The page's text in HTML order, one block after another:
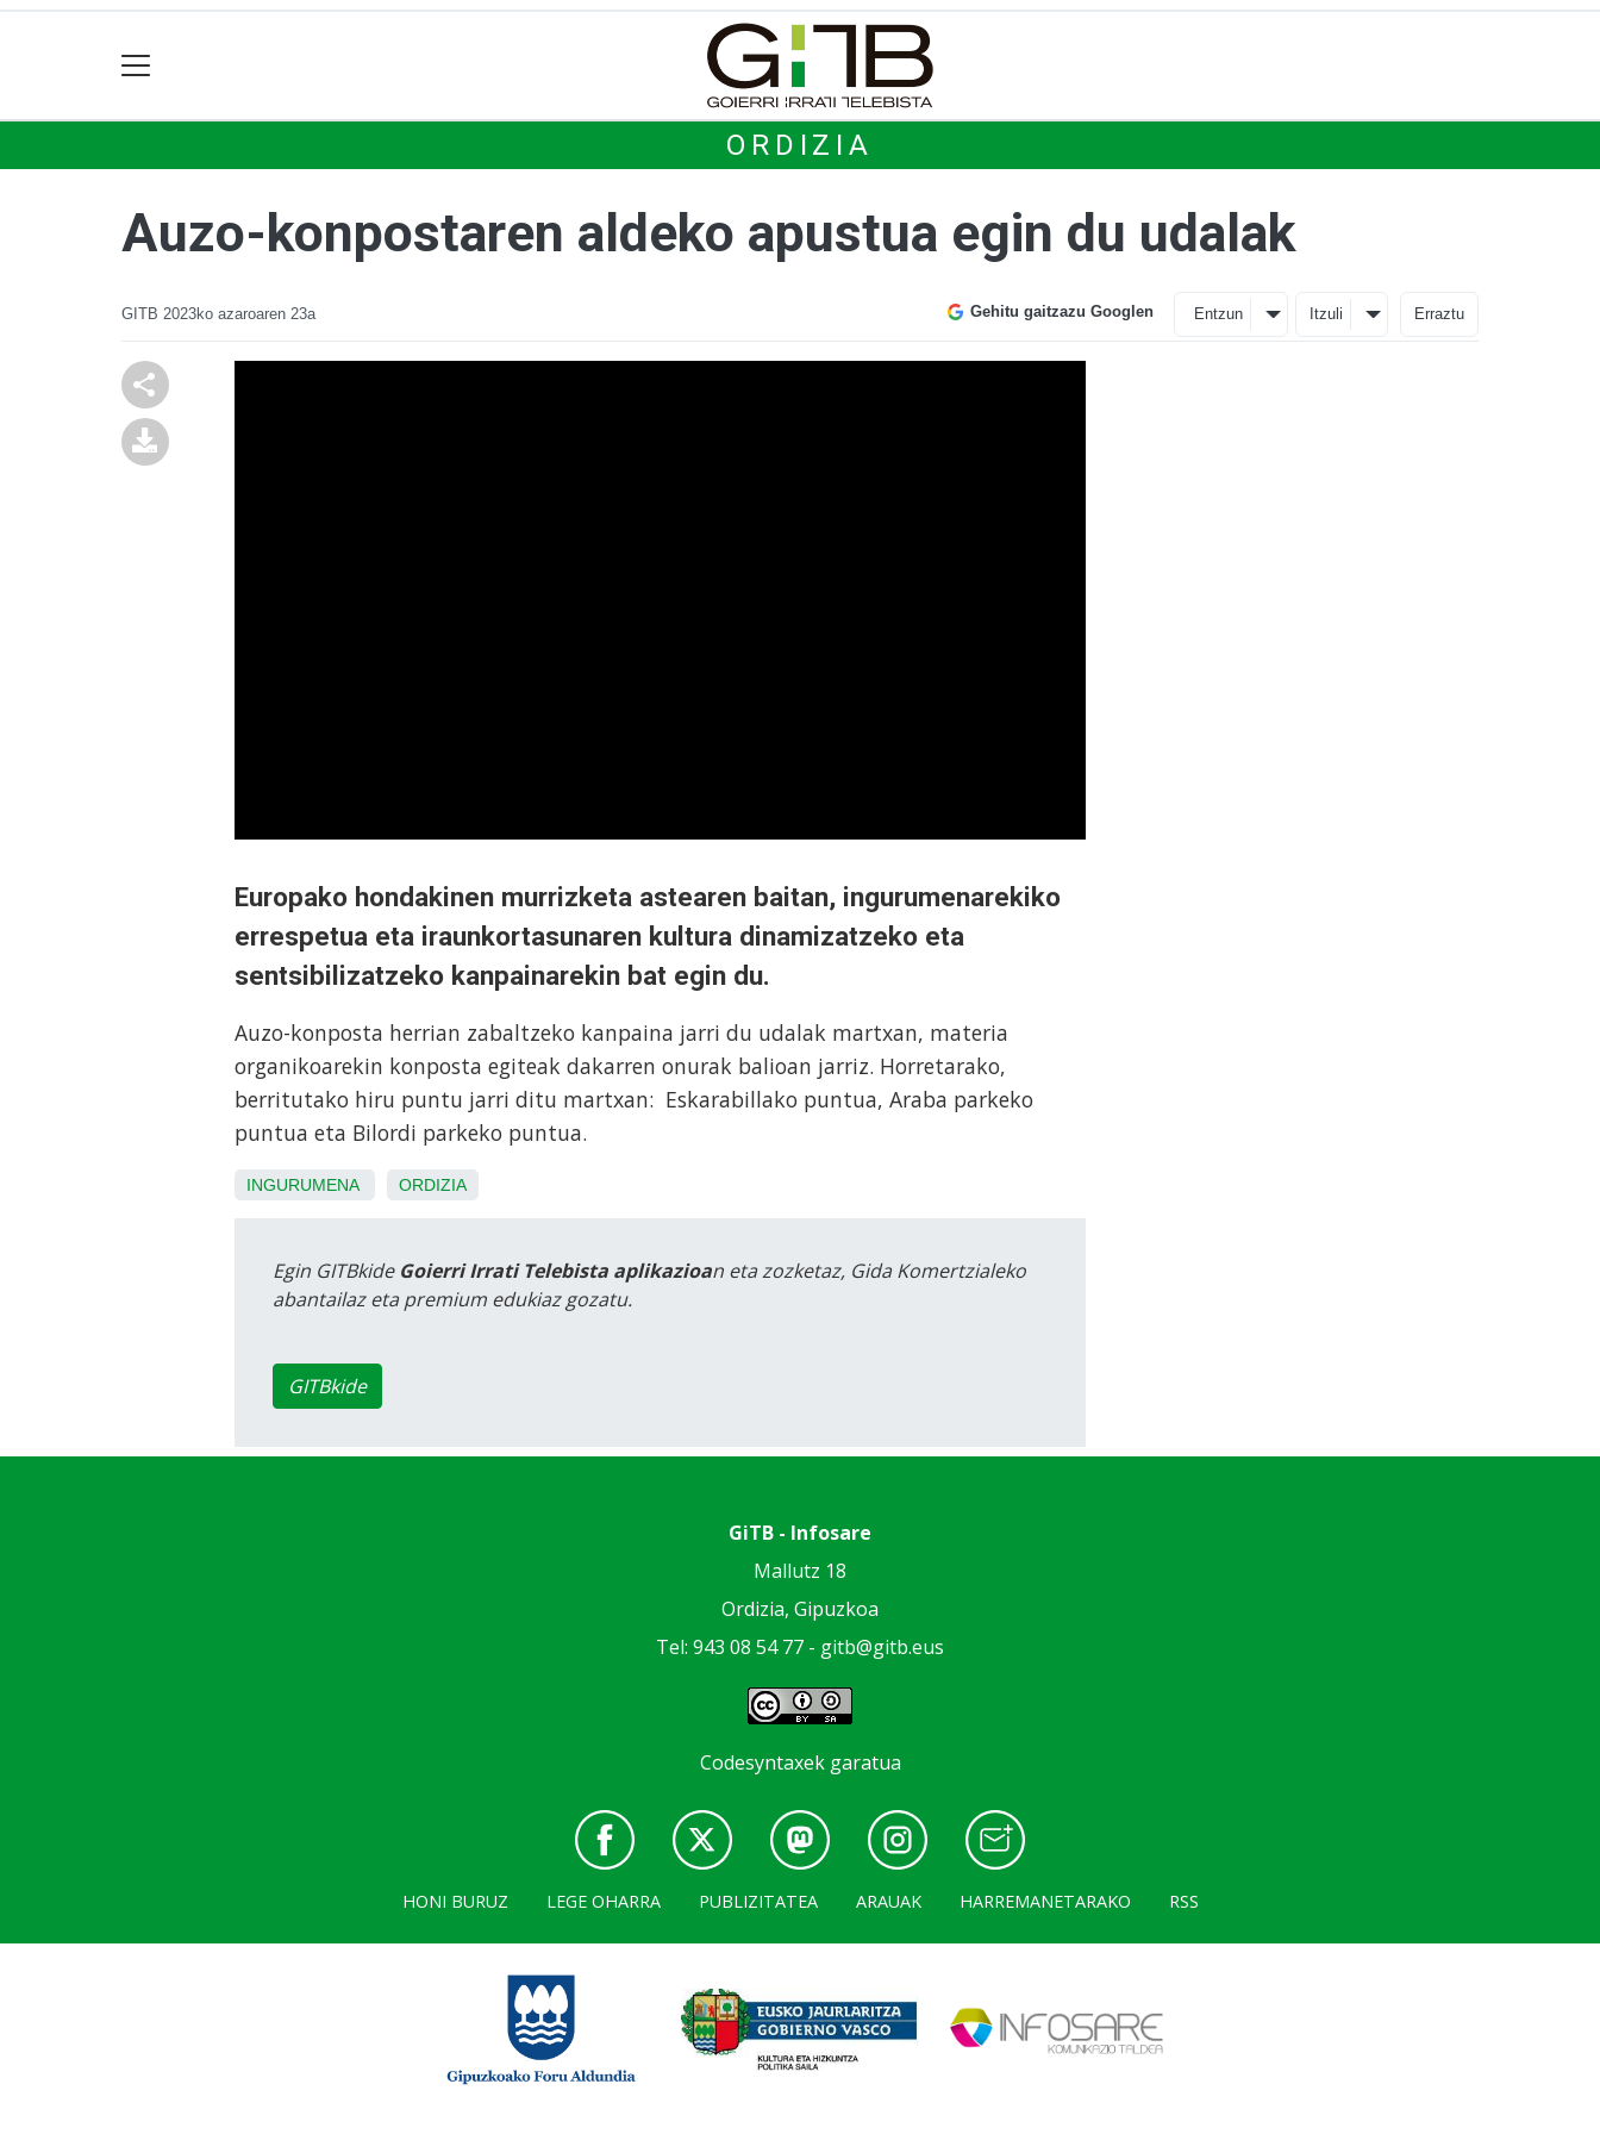
ORDIZIA
Auzo-konpostaren aldeko apustua egin du udalak
GITB 2023ko azaroaren 23a Gehitu gaitzazu Googlen Entzun Itzuli Erraztu
Europako hondakinen murrizketa astearen baitan, ingurumenarekiko
errespetua eta iraunkortasunaren kultura dinamizatzeko eta
sentsibilizatzeko kanpainarekin bat egin du.
Auzo-konposta herrian zabaltzeko kanpaina jarri du udalak martxan, materia
organikoarekin konposta egiteak dakarren onurak balioan jarriz. Horretarako,
berritutako hiru puntu jarri ditu martxan: Eskarabillako puntua, Araba parkeko
puntua eta Bilordi parkeko puntua.
INGURUMENA ORDIZIA
Egin GITBkide Goierri Irrati Telebista aplikazioan eta zozketaz, Gida Komertzialeko
abantailaz eta premium edukiaz gozatu.
GITBkide
GiTB - Infosare
Mallutz 18
Ordizia, Gipuzkoa
Tel: 943 08 54 77 - gitb@gitb.eus
Codesyntaxek garatua
HONI BURUZ LEGE OHARRA PUBLIZITATEA ARAUAK HARREMANETARAKO RSS